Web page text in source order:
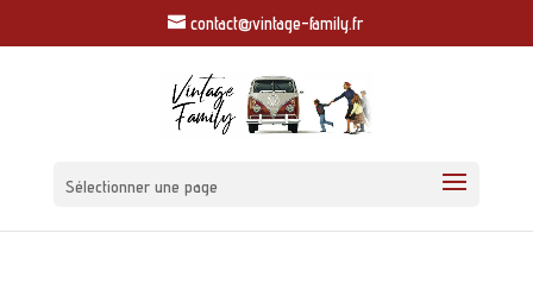
contact@vintage-family.fr
Sélectionner une page